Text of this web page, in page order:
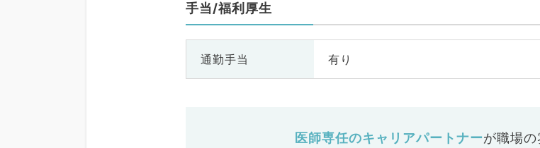
手当/福利厚生
通勤手当 有り
医師専任のキャリアパートナーが職場の